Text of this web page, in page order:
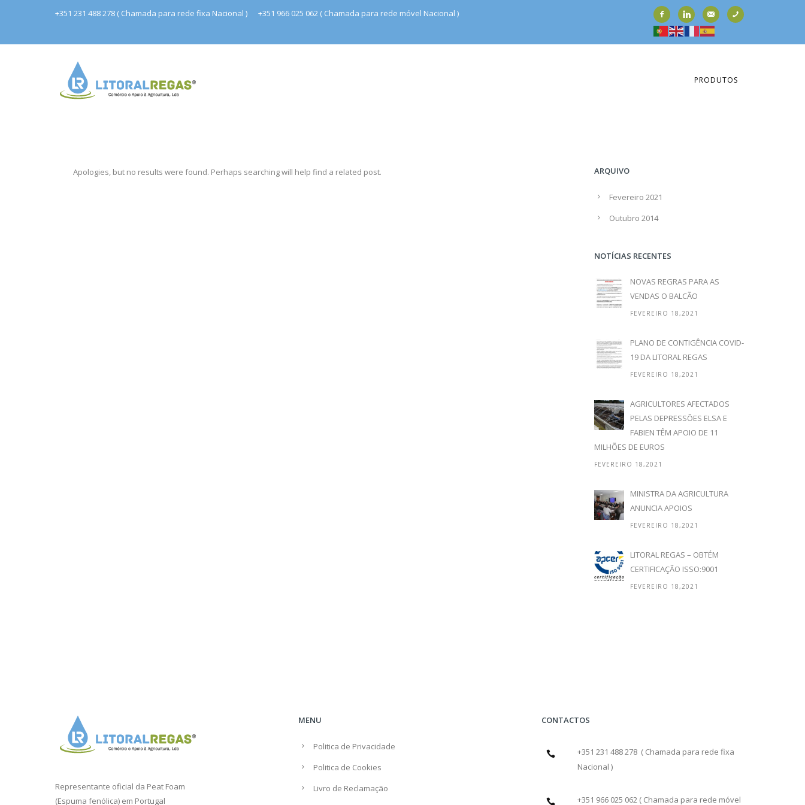
+351 231 488 278 ( Chamada para rede fixa Nacional ) +351 966 025 062 ( Chamada para rede móvel Nacional )
PRODUTOS
Apologies, but no results were found. Perhaps searching will help find a related post. ARQUIVO
Fevereiro 2021
Outubro 2014
NOTÍCIAS RECENTES
NOVAS REGRAS PARA AS
VENDAS O BALCÃO
FEVEREIRO 18,2021
PLANO DE CONTIGÊNCIA COVID-
19 DA LITORAL REGAS
FEVEREIRO 18,2021
AGRICULTORES AFECTADOS
PELAS DEPRESSÕES ELSA E
FABIEN TÊM APOIO DE 11
MILHÕES DE EUROS
FEVEREIRO 18,2021
MINISTRA DA AGRICULTURA
ANUNCIA APOIOS
FEVEREIRO 18,2021
LITORAL REGAS – OBTÉM
CERTIFICAÇÃO ISSO:9001
FEVEREIRO 18,2021
Representante oficial da Peat Foam
(Espuma fenólica) em Portugal
MENU
Politica de Privacidade
Politica de Cookies
Livro de Reclamação
CONTACTOS
+351 231 488 278 ( Chamada para rede fixa
Nacional )
+351 966 025 062 ( Chamada para rede móvel